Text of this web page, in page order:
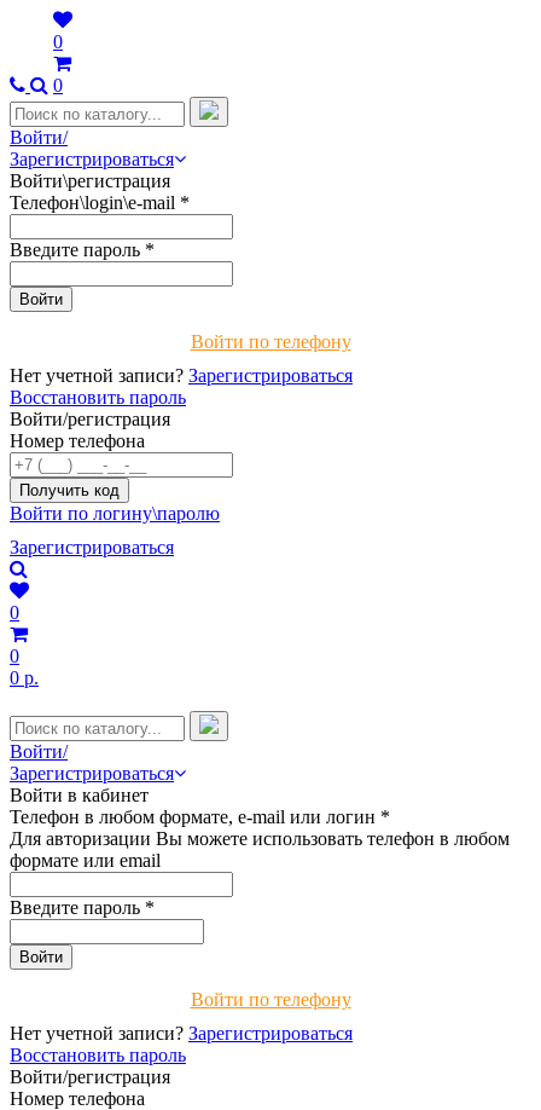
0
0
Войти/
Зарегистрироваться
Войти\регистрация
Телефон\login\e-mail *
Введите пароль *
Войти по телефону
Нет учетной записи? Зарегистрироваться
Восстановить пароль
Войти/регистрация
Номер телефона
Войти по логину\паролю
Зарегистрироваться
0
0
0 р.
Войти/
Зарегистрироваться
Войти в кабинет
Телефон в любом формате, e-mail или логин *
Для авторизации Вы можете использовать телефон в любом
формате или email
Введите пароль *
Войти по телефону
Нет учетной записи? Зарегистрироваться
Восстановить пароль
Войти/регистрация
Номер телефона